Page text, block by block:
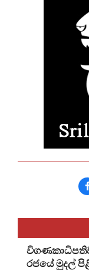
රජයේ මුදල්